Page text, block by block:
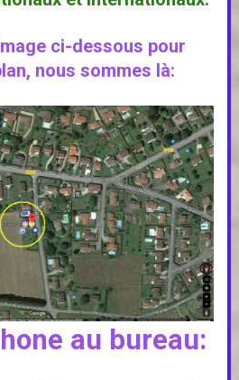
ci-dessous pour
nous sommes là:
au bureau: